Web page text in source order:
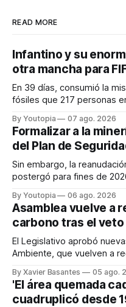
READ MORE
Infantino y su
otra mancha para
En 39 días, consumió la
fósiles que 217 personas
By Youtopia 07 ago. 2026
Formalizar a la
del Plan de
Sin embargo, la
postergó para fines de
By Youtopia 06 ago. 2026
Asamblea vuelve a
carbono tras el
El Legislativo aprobó
Ambiente, que vuelven a
By Xavier Basantes 05 ago.
'El área quemada
cuadruplicó desde